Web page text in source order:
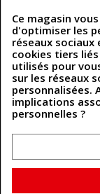
Politique des
Contactez-nous
Coordonnées
493 Chemin de
81300 Graulhet
Ce magasin
d'optimiser les
réseaux sociaux
cookies tiers
utilisés pour
sur les réseaux
personnalisées.
implications
personnelles ?